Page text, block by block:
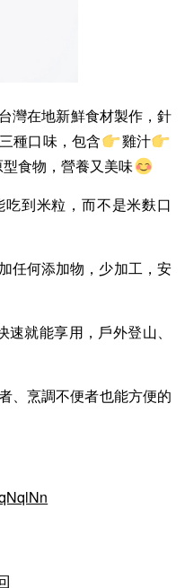
灣在地新鮮食材製作，針
種口味，包含
雞汁
食物，營養又美味
吃到米粒，而不是米麩口
任何添加物，少加工，安
速就能享用，戶外登山、
、烹調不便者也能方便的